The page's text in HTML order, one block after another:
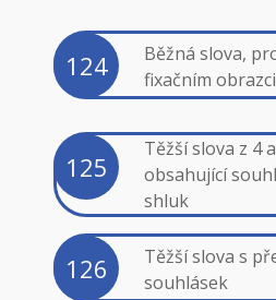
124
Běžná slova,
fixačním obrazci
125
Těžší slova z 4
obsahující
shluk
126
Těžší slova s
souhlásek